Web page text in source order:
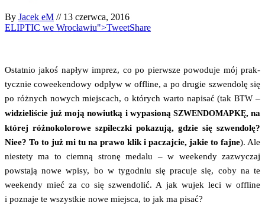
By Jacek eM // 13 czerwca, 2016
ELIPTIC we Wrocławiu">TweetShare
Ostat­nio jakoś napływ imprez, co po pierw­sze powo­du­je mój prak­
tycz­nie coweek­en­do­wy odpływ w offli­ne, a po dru­gie szwen­do­lę się
po róż­nych nowych miej­scach, o któ­rych war­to napi­sać (takBTW –
widzie­li­ście już moją nowiut­ką i wypa­sio­ną SZWENDOMAPKĘ, na
któ­rej róż­no­ko­lo­ro­we szpi­lecz­ki poka­zu­ją, gdzie się szwen­do­lę?
Niee? To to już mi tu na pra­wo klik i paczaj­cie, jakie to faj­ne). Ale
nie­ste­ty ma to ciem­ną stro­nę meda­lu – w week­en­dy zazwy­czaj
powsta­ją nowe wpi­sy, bo w tygo­dniu się pra­cu­je się, coby na te
week­en­dy mieć za co się szwen­do­lić. A jak wujek leci w offli­ne
i pozna­je te wszyst­kie nowe miej­sca, to jak ma pisać?